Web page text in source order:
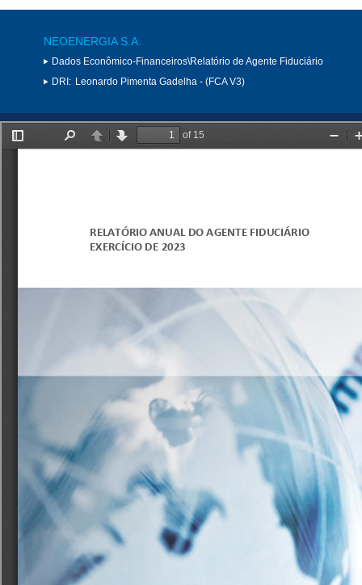
NEOENERGIA S.A.
Dados Econômico-Financeiros\Relatório de Agente Fiduciário
DRI: Leonardo Pimenta Gadelha - (FCA V3)